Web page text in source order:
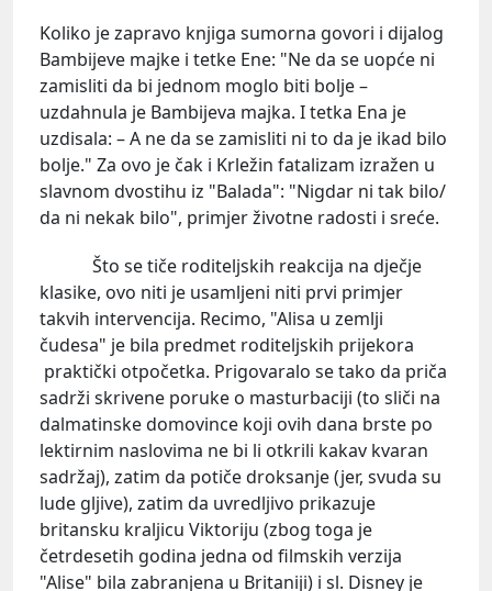
Koliko je zapravo knjiga sumorna govori i dijalog
Bambijeve majke i tetke Ene: "Ne da se uopće ni
zamisliti da bi jednom moglo biti bolje –
uzdahnula je Bambijeva majka. I tetka Ena je
uzdisala: – A ne da se zamisliti ni to da je ikad bilo
bolje." Za ovo je čak i Krležin fatalizam izražen u
slavnom dvostihu iz "Balada": "Nigdar ni tak bilo/
da ni nekak bilo", primjer životne radosti i sreće.
Što se tiče roditeljskih reakcija na dječje
klasike, ovo niti je usamljeni niti prvi primjer
takvih intervencija. Recimo, "Alisa u zemlji
čudesa" je bila predmet roditeljskih prijekora
praktički otpočetka. Prigovaralo se tako da priča
sadrži skrivene poruke o masturbaciji (to sliči na
dalmatinske domovince koji ovih dana brste po
lektirnim naslovima ne bi li otkrili kakav kvaran
sadržaj), zatim da potiče droksanje (jer, svuda su
lude gljive), zatim da uvredljivo prikazuje
britansku kraljicu Viktoriju (zbog toga je
četrdesetih godina jedna od filmskih verzija
"Alise" bila zabranjena u Britaniji) i sl. Disney je